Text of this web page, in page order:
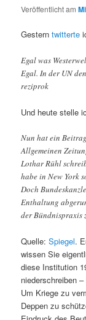
Veröffentlicht am
Gesterntwitterte
Egal was
Egal. In der UN
reziprok
Und heute stelle
Nun hat ein
Allgemeinen
Lothar Rühl
habe in New York
Doch
Enthaltung
der Bündnispraxis
Quelle:Spiegel.
wissen Sie
diese Institution
niederschreiben
Um Kriege zu
Deppen zu